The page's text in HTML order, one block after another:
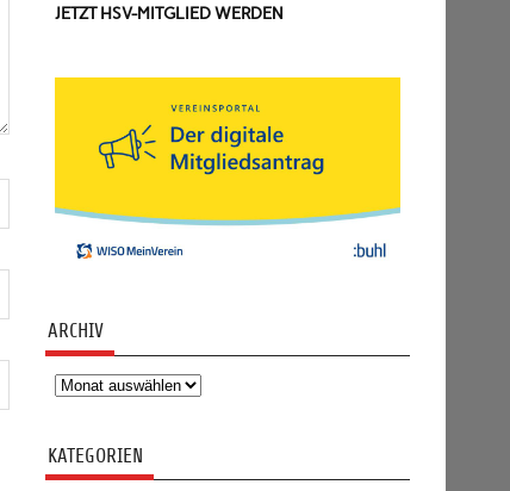
JETZT HSV-MITGLIED WERDEN
ARCHIV
Archiv
KATEGORIEN